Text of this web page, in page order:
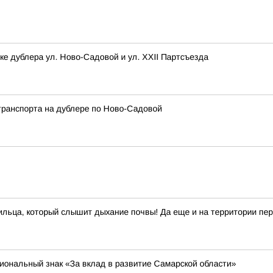
дублера ул. Ново-Садовой и ул. XXII Партсъезда
на дублере по Ново-Садовой
который слышит дыхание почвы! Да еще и на территории
знак «За вклад в развитие Самарской области»